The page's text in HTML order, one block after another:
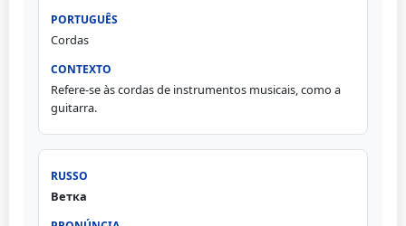
Cordas
Refere-se às cordas de instrumentos musicais, como a
guitarra.
Ветка